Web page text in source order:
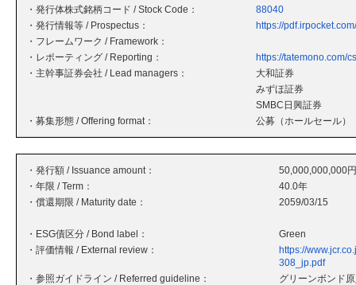
・発行体株式銘柄コード / Stock Code：
88040
・発行情報等 / Prospectus：
https://
・フレームワーク / Framework：
・レポーティング / Reporting：
https://tatemono.com/
・主幹事証券会社 / Lead managers：
大和証券
みずほ証券
SMBC日興証券
・募集形態 / Offering format：
公募（ホールセール）
・発行額 / Issuance amount：
50,000,000,000円
・年限 / Term：
40.0年
・償還期限 / Maturity date：
2059/03/15
・ESG債区分 / Bond label：
Green
・評価情報 / External review：
https://
308_jp.pdf
・参照ガイドライン / Referred guideline：
グリーンボンド